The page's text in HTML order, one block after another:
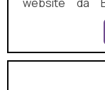
orçamento
das indústrias
compra é mais assertiva.